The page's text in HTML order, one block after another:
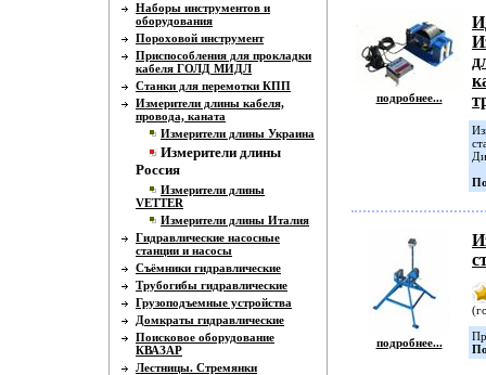
Наборы инструментов и
оборудования
Пороховой инструмент
Приспособления для прокладки
кабеля ГОЛД МИДЛ
Станки для перемотки КПП
Измерители длины кабеля,
провода, каната
Измерители длины Украина
Измерители длины
Россия
Измерители длины
VETTER
Измерители длины Италия
Гидравлические насосные
станции и насосы
Съёмники гидравлические
Трубогибы гидравлические
Грузоподъемные устройства
Домкраты гидравлические
Поисковое оборудование
КВАЗАР
Лестницы. Стремянки
подробнее...
подробнее...